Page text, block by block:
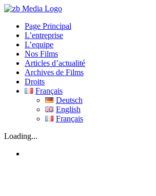
Skip
contentPage Principal
L’entreprise
L’equipe
Nos Films
Articles d’actualité
Archives de Films
Droits
Français
Deutsch
English
Français
Loading...